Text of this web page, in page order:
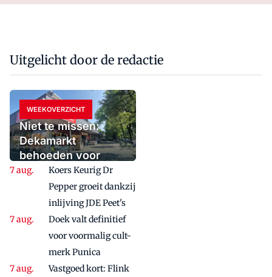
Uitgelicht door de redactie
WEEKOVERZICHT
Niet te missen:
Dekamarkt
behoeden voor
fatale spagaat en de
generatiekloof
Koers Keurig Dr
Pepper groeit dankzij
inlijving JDE Peet's
Doek valt definitief
voor voormalig cult-
merk Punica
Vastgoed kort: Flink